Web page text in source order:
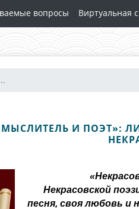
вопросы Виртуальная
И ПОЭТ»:
Некрасовской
песня, своя любовь и